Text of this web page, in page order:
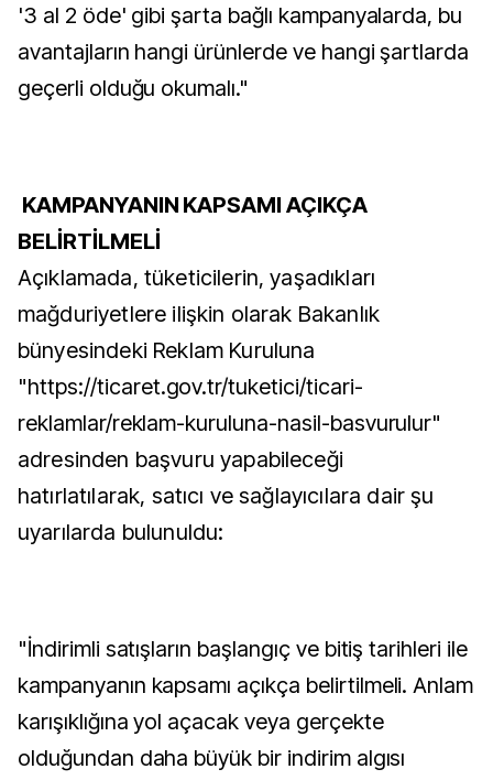
'3 al 2 öde' gibi şarta bağlı kampanyalarda, bu
avantajların hangi ürünlerde ve hangi şartlarda
geçerli olduğu okumalı."
KAMPANYANIN KAPSAMI AÇIKÇA
BELİRTİLMELİ
Açıklamada, tüketicilerin, yaşadıkları
mağduriyetlere ilişkin olarak Bakanlık
bünyesindeki Reklam Kuruluna
"https://ticaret.gov.tr/tuketici/ticari-
reklamlar/reklam-kuruluna-nasil-basvurulur"
adresinden başvuru yapabileceği
hatırlatılarak, satıcı ve sağlayıcılara dair şu
uyarılarda bulunuldu:
"İndirimli satışların başlangıç ve bitiş tarihleri ile
kampanyanın kapsamı açıkça belirtilmeli. Anlam
karışıklığına yol açacak veya gerçekte
olduğundan daha büyük bir indirim algısı